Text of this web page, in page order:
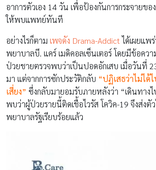
อาการตัวเอง 14 วัน เพื่อป้องกันการกระจายขอ
ให้พบแพทย์ทันที
อย่างไรก็ตาม เพจดัง Drama-Addictได้เผยแพ
พยาบาลบี. แคร์ เมดิคอลเซ็นเตอร์ โดยมีข้อคว
ป่วยชายตรวจพบว่าเป็นปอดอักเสบ เมื่อวันที่
มา แต่จากการซักประวัติกลับ “ปฏิเสธว่าไม่ได้
เสี่ยง” ซึ่งกลับมายอมรับภายหลังว่า “เดินทาง
พบว่าผู้ป่วยรายนี้ติดเชื้อไวรัส โควิค-19 จึงส่งตัว
พยาบาลรัฐเรียบร้อยแล้ว